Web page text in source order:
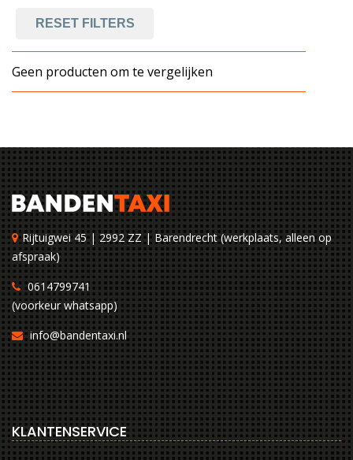
RESET FILTERS
Geen producten om te vergelijken
Rijtuigwei 45 | 2992 ZZ | Barendrecht (werkplaats, alleen op
afspraak)
0614799741
(voorkeur whatsapp)
info@bandentaxi.nl
KLANTENSERVICE